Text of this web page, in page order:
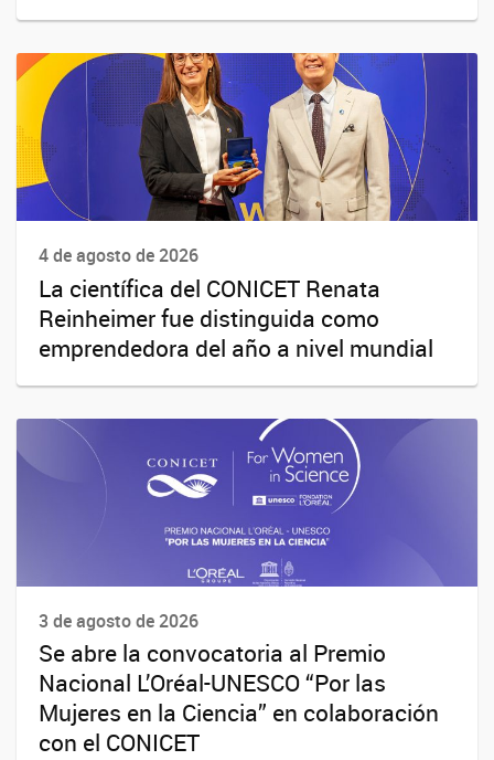
4 de agosto de 2026
La científica del CONICET Renata
Reinheimer fue distinguida como
emprendedora del año a nivel mundial
3 de agosto de 2026
Se abre la convocatoria al Premio
Nacional L’Oréal-UNESCO “Por las
Mujeres en la Ciencia” en colaboración
con el CONICET